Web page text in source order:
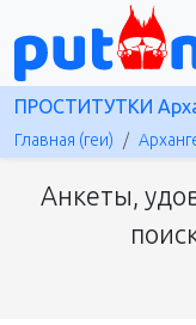
ПРОСТИТУТКИ
Главная (геи)
Анкеты,